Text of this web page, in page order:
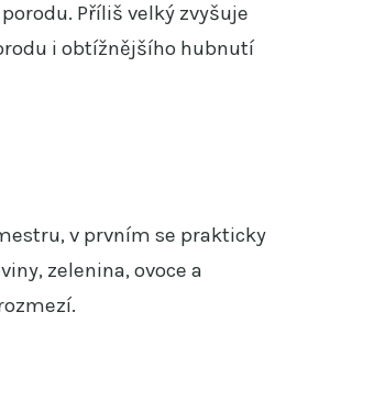
Příliš velký zvyšuje
i obtížnějšího hubnutí
v prvním se prakticky
zelenina, ovoce a